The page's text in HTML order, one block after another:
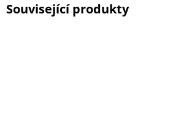
Související produkty